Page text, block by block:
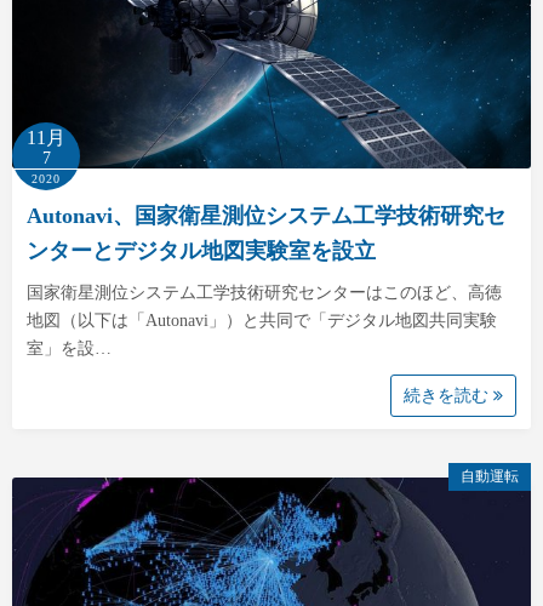
11月
7
2020
Autonavi、国家衛星測位システム工学技術研究セ
ンターとデジタル地図実験室を設立
国家衛星測位システム工学技術研究センターはこのほど、高徳
地図（以下は「Autonavi」）と共同で「デジタル地図共同実験
室」を設…
続きを読む
自動運転